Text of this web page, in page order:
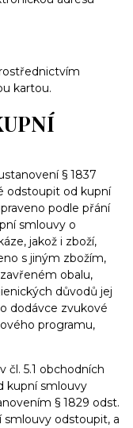
kartou.
§ 1837
odstoupit od kupní
podle přání
smlouvy o
jakož i zboží,
s jiným zbožím,
obalu,
důvodů jej
dodávce zvukové
programu,
5.1 obchodních
kupní smlouvy
§ 1829 odst.
smlouvy odstoupit, a